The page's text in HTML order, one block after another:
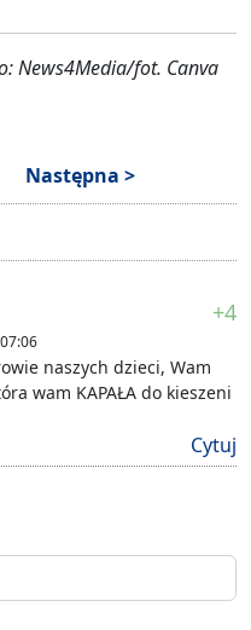
News4Media/fot. Canva
Następna >
+4
naszych dzieci, Wam
wam KAPAŁA do kieszeni
Cytuj